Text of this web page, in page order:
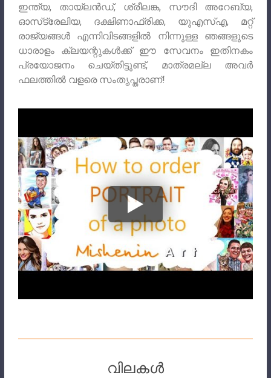
ഇന്ത്യ, തായ്‌ലൻഡ്, ശ്രീലങ്ക, സൗദി അറേബ്യ,
ഓസ്‌ട്രേലിയ, ദക്ഷിണാഫ്രിക്ക, യുഎസ്എ, മറ്റ്
രാജ്യങ്ങൾ എന്നിവിടങ്ങളിൽ നിന്നുള്ള ഞങ്ങളുടെ
ധാരാളം ക്ലയന്റുകൾക്ക് ഈ സേവനം ഇതിനകം
പ്രയോജനം ചെയ്തിട്ടുണ്ട്, മാത്രമല്ല അവർ
ഫലത്തിൽ വളരെ സംതൃപ്തരാണ്!
വിലകൾ